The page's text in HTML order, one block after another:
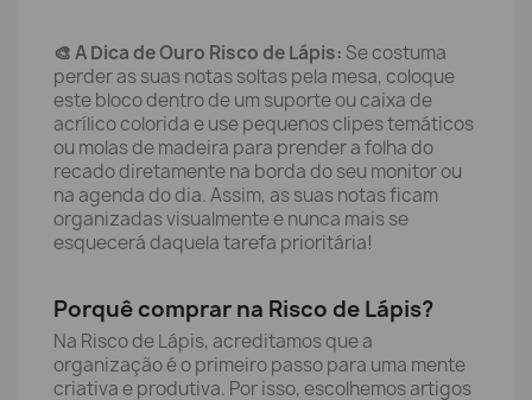
🎨 A Dica de Ouro Risco de Lápis: Se costuma
perder as suas notas soltas pela mesa, coloque
este bloco dentro de um suporte ou caixa de
acrílico colorida e use pequenos clipes temáticos
ou molas de madeira para prender a folha do
recado diretamente na borda do seu monitor ou
na agenda do dia. Assim, as suas notas ficam
organizadas visualmente e nunca mais se
esquecerá daquela tarefa prioritária!
Porquê comprar na Risco de Lápis?
Na Risco de Lápis, acreditamos que a
organização é o primeiro passo para uma mente
criativa e produtiva. Por isso, escolhemos artigos